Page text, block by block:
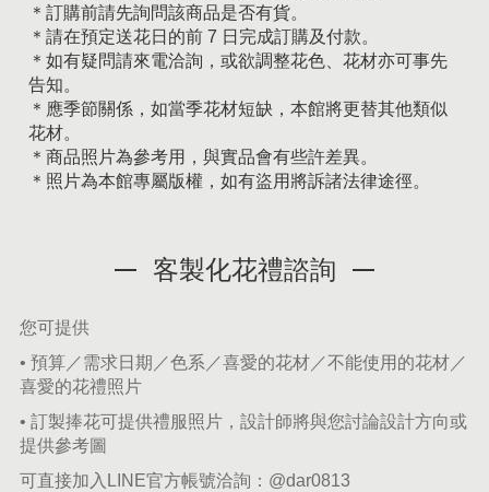
＊訂購前請先詢問該商品是否有貨。
＊請在預定送花日的前 7 日完成訂購及付款。
＊如有疑問請來電洽詢，或欲調整花色、花材亦可事先
告知。
＊應季節關係，如當季花材短缺，本館將更替其他類似
花材。
＊商品照片為參考用，與實品會有些許差異。
＊照片為本館專屬版權，如有盜用將訴諸法律途徑。
客製化花禮諮詢
您可提供
• 預算／需求日期／色系／喜愛的花材／不能使用的花材／
喜愛的花禮照片
• 訂製捧花可提供禮服照片，設計師將與您討論設計方向或
提供參考圖
可直接加入LINE官方帳號洽詢： @dar0813